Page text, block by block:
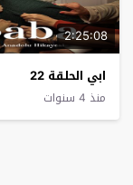
2:25:08
ابي الحلقة 22
منذ 4 سنوات